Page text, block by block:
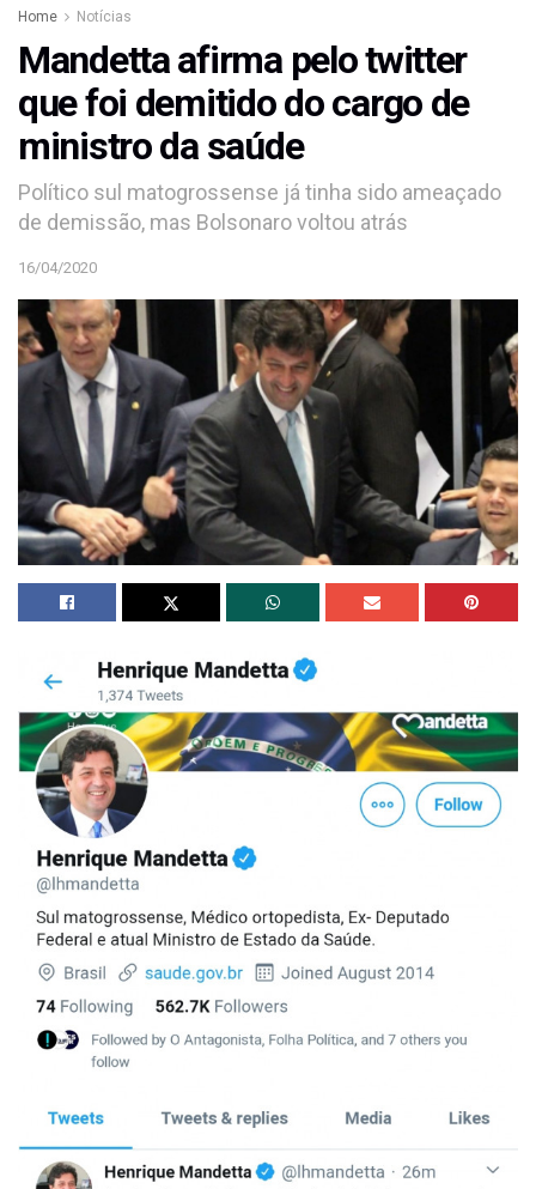
Home Notícias
Mandetta afirma pelo twitter
que foi demitido do cargo de
ministro da saúde
Político sul matogrossense já tinha sido ameaçado
de demissão, mas Bolsonaro voltou atrás
16/04/2020